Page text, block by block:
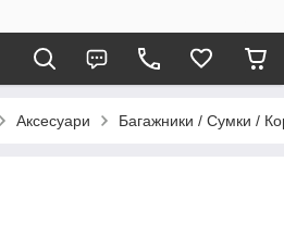
Аксесуари Багажники / Сумки /